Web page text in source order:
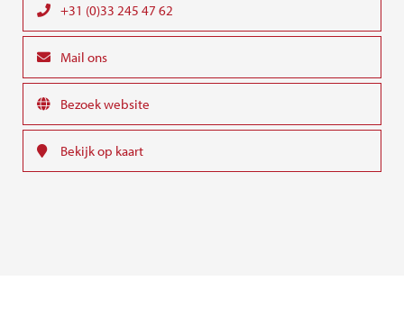
+31 (0)33 245 47 62
Mail ons
Bezoek website
Bekijk op kaart